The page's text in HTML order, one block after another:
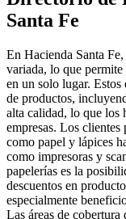
Santa Fe
En Hacienda Santa
variada, lo que
en un solo lugar. Estos
de productos,
alta calidad, lo que los
empresas. Los clientes
como papel y lápices
como impresoras y
papelerías es la
descuentos en
especialmente
Las áreas de cobertura